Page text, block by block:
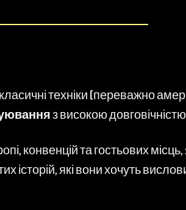
техніки (переважно
з високою
конвенцій та гостьових
історій, які вони хочуть